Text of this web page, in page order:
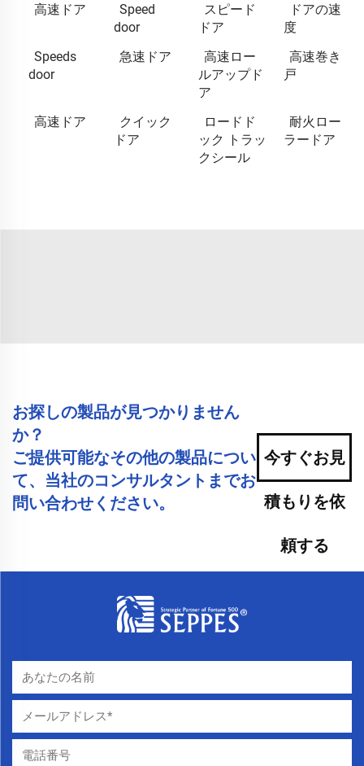
高速ドア
Speed
door
スピード
ドア
ドアの速
度
Speeds
door
急速ドア
高速ロー
ルアップド
ア
高速巻き
戸
高速ドア
クイック
ドア
ロードド
ック トラッ
クシール
耐火ロー
ラードア
お探しの製品が見つかりません
か？
ご提供可能なその他の製品につい
て、当社のコンサルタントまでお
問い合わせください。
今すぐお見
積もりを依
頼する